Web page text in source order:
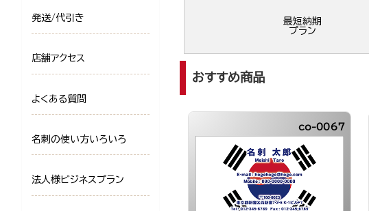
最短納期
プラン
おすすめ商品
co-0067
発送/代引き
店舗アクセス
よくある質問
名刺の使い方いろいろ
法人様ビジネスプラン